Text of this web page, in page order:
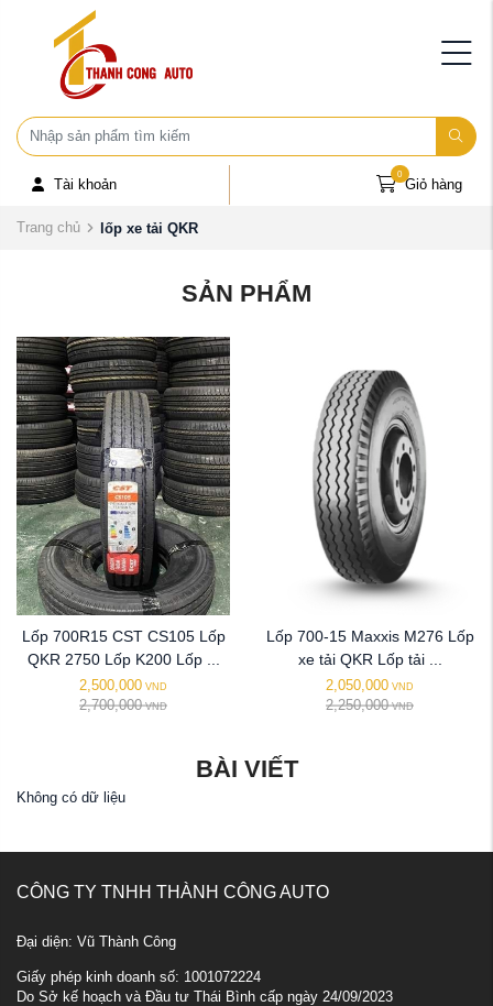
Tài khoản Giỏ hàng
0
Trang chủ lốp xe tải QKR
SẢN PHẨM
Lốp 700R15 CST CS105 Lốp
QKR 2750 Lốp K200 Lốp ...
2,500,000 VND
2,700,000 VND
Lốp 700-15 Maxxis M276 Lốp
xe tải QKR Lốp tải ...
2,050,000 VND
2,250,000 VND
BÀI VIẾT
Không có dữ liệu
CÔNG TY TNHH THÀNH CÔNG AUTO
Đại diện: Vũ Thành Công
Giấy phép kinh doanh số: 1001072224
Do Sở kế hoạch và Đầu tư Thái Bình cấp ngày 24/09/2023